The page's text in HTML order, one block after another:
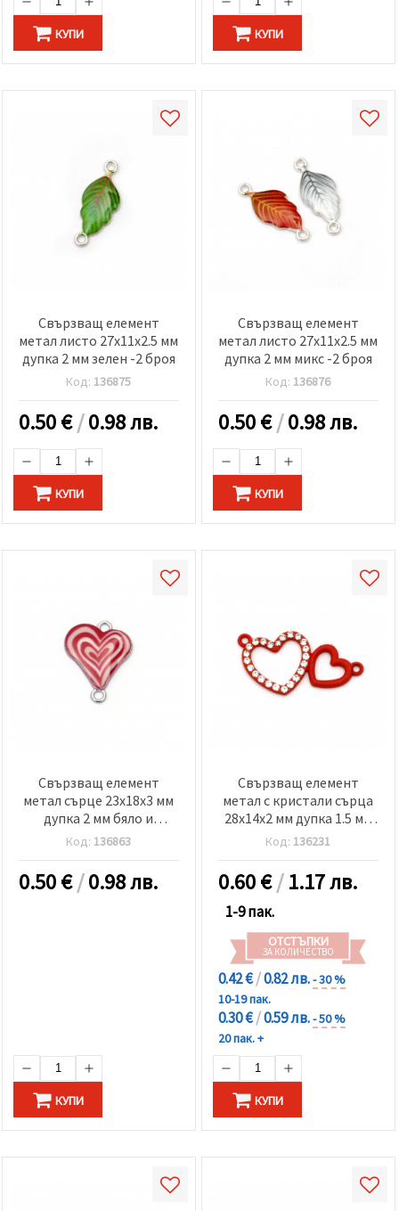
КУПИ КУПИ
Свързващ елемент
метал листо 27x11x2.5 мм
дупка 2 мм зелен -2 броя
Код: 136875
0.50€/0.98 лв.
КУПИ
Свързващ елемент
метал листо 27x11x2.5 мм
дупка 2 мм микс -2 броя
Код: 136876
0.50€/0.98 лв.
КУПИ
Свързващ елемент
метал сърце 23x18x3 мм
дупка 2 мм бяло и
червено-2 броя
Код: 136863
0.50€/0.98 лв.
КУПИ
Свързващ елемент
метал с кристали сърца
28x14x2 мм дупка 1.5 мм
червен-2 броя
Код: 136231
0.60€/1.17 лв.
1-9 пак.
ОТСТЪПКИ
ЗА КОЛИЧЕСТВО
0.42 €/0.82 лв.- 30 %
10-19 пак.
0.30 €/0.59 лв.- 50 %
20 пак. +
КУПИ